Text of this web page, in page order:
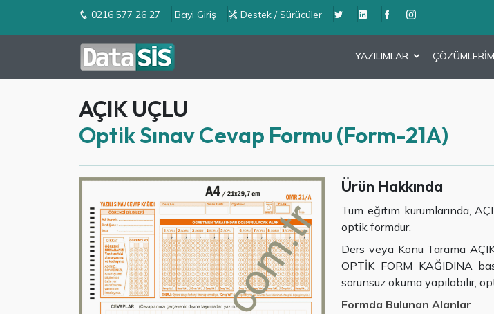
0216 577 26 27 Bayi Giriş Destek / Sürücüler
YAZILIMLAR
AÇIK UÇLU
Optik Sınav Cevap Formu (Form-21A)
Ürün Hakkında
Tüm eğitim kurumlarında,
optik formdur.
Ders veya Konu Tarama
OPTİK FORM KAĞIDINA
sorunsuz okuma yapılabilir,
Formda Bulunan Alanlar